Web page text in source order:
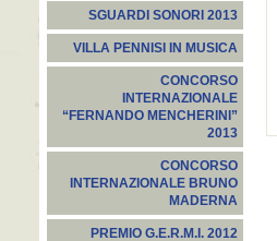
SGUARDI SONORI 2013
VILLA PENNISI IN MUSICA
CONCORSO
INTERNAZIONALE
“FERNANDO MENCHERINI”
2013
CONCORSO
INTERNAZIONALE BRUNO
MADERNA
PREMIO G.E.R.M.I. 2012